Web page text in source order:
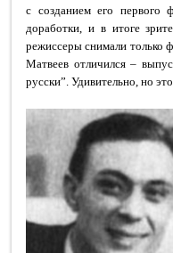
с созданием его первого
доработки, и в итоге
режиссеры снимали только
Матвеев отличился –
русски”. Удивительно, но